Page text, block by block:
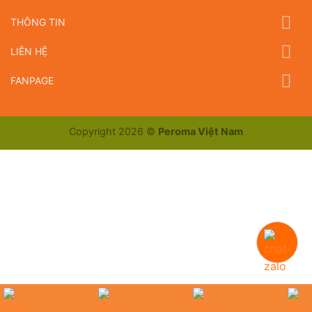
THÔNG TIN
LIÊN HỆ
FANPAGE
Copyright 2026 © Peroma Việt Nam